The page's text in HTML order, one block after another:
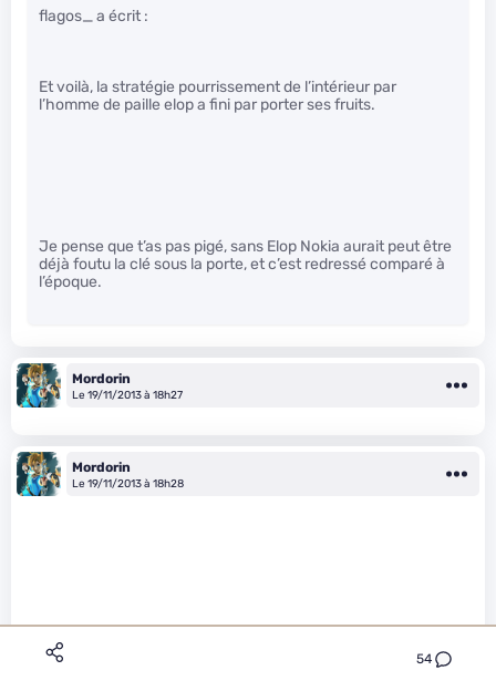
54
flagos_ a écrit :
Et voilà, la stratégie pourrissement de l’intérieur par
l’homme de paille elop a fini par porter ses fruits.
Je pense que t’as pas pigé, sans Elop Nokia aurait peut être
déjà foutu la clé sous la porte, et c’est redressé comparé à
l’époque.
Mordorin
Le 19/11/2013 à 18h27
Mordorin
Le 19/11/2013 à 18h28